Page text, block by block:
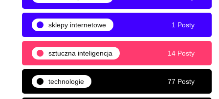
sklepy internetowe 1 Posty
sztuczna inteligencja 14 Posty
technologie 77 Posty